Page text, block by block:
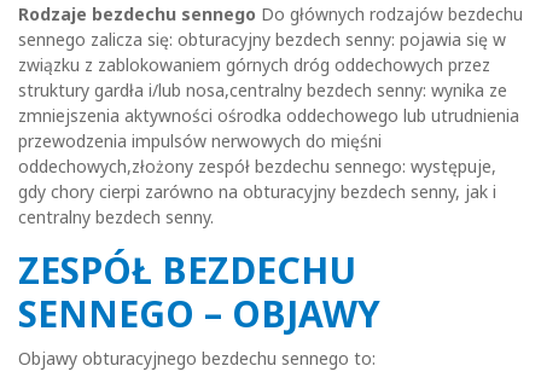
Rodzaje bezdechu sennego Do głównych rodzajów bezdechu
sennego zalicza się: obturacyjny bezdech senny: pojawia się w
związku z zablokowaniem górnych dróg oddechowych przez
struktury gardła i/lub nosa,centralny bezdech senny: wynika ze
zmniejszenia aktywności ośrodka oddechowego lub utrudnienia
przewodzenia impulsów nerwowych do mięśni
oddechowych,złożony zespół bezdechu sennego: występuje,
gdy chory cierpi zarówno na obturacyjny bezdech senny, jak i
centralny bezdech senny.
ZESPÓŁ BEZDECHU
SENNEGO – OBJAWY
Objawy obturacyjnego bezdechu sennego to: